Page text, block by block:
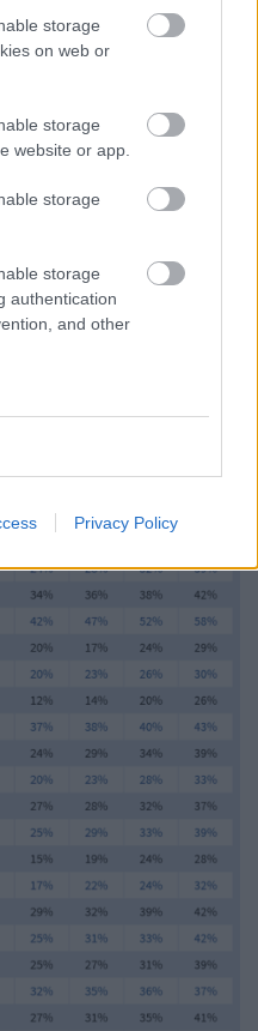
storage
on web or
storage
website or app.
storage
storage
authentication
and other
Privacy Policy
az
kibocsátású
arra volna
a jelenleginél sokkal
hogy évente mennyi
széndioxid-
csökkentése, és jó
lépő 95 gCO2/km
forgalom csökkentésére
a saját gépkocsi
utazási mód
csökkenteni, hogy az
céloknak.